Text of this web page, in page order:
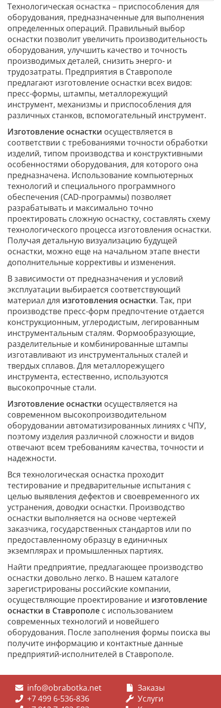
Технологическая оснастка – приспособления для
оборудования, предназначенные для выполнения
определенных операций. Правильный выбор
оснастки позволит увеличить производительность
оборудования, улучшить качество и точность
производимых деталей, снизить энерго- и
трудозатраты. Предприятия в Ставрополе
предлагают изготовление оснастки всех видов:
пресс-формы, штампы, металлорежущий
инструмент, механизмы и приспособления для
различных станков, вспомогательный инструмент.
Изготовление оснастки осуществляется в
соответствии с требованиями точности обработки
изделий, типом производства и конструктивными
особенностями оборудования, для которого она
предназначена. Использование компьютерных
технологий и специального программного
обеспечения (CAD-программы) позволяет
разрабатывать и максимально точно
проектировать сложную оснастку, составлять схему
технологического процесса изготовления оснастки.
Получая детальную визуализацию будущей
оснастки, можно еще на начальном этапе внести
дополнительные коррективы и изменения.
В зависимости от предназначения и условий
эксплуатации выбирается соответствующий
материал для изготовления оснастки. Так, при
производстве пресс-форм предпочтение отдается
конструкционным, углеродистым, легированным
инструментальным сталям. Формообразующие,
разделительные и комбинированные штампы
изготавливают из инструментальных сталей и
твердых сплавов. Для металлорежущего
инструмента, естественно, используются
высокопрочные стали.
Изготовление оснастки осуществляется на
современном высокопроизводительном
оборудовании автоматизированных линиях с ЧПУ,
поэтому изделия различной сложности и видов
отвечают всем требованиям качества, точности и
надежности.
Вся технологическая оснастка проходит
тестирование и предварительные испытания с
целью выявления дефектов и своевременного их
устранения, доводки оснастки. Производство
оснастки выполняется на основе чертежей
заказчика, государственных стандартов или по
предоставленному образцу в единичных
экземплярах и промышленных партиях.
Найти предприятие, предлагающее производство
оснастки довольно легко. В нашем каталоге
зарегистрированы российские компании,
осуществляющие проектирование и изготовление
оснастки в Ставрополе с использованием
современных технологий и новейшего
оборудования. После заполнения формы поиска вы
получите информацию и контактные данные
предприятий-исполнителей в Ставрополе.
info@obrabotka.net
+7 499 6-536-836
Заказы
Услуги